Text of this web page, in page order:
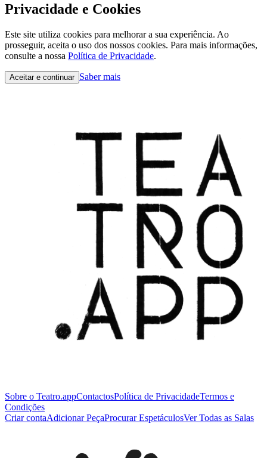
Privacidade e Cookies
Este site utiliza cookies para melhorar a sua experiência. Ao
prosseguir, aceita o uso dos nossos cookies. Para mais informações,
consulte a nossa Política de Privacidade.
Aceitar e continuar Saber mais
Sobre o Teatro.appContactosPolítica de PrivacidadeTermos e
Condições
Criar contaAdicionar PeçaProcurar EspetáculosVer Todas as Salas